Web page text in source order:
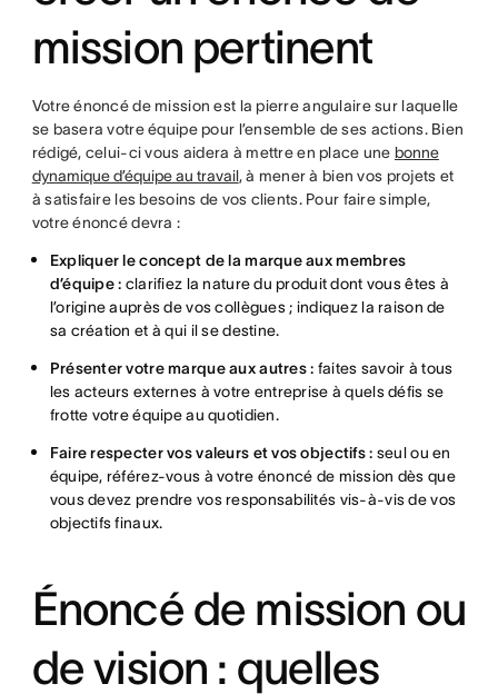
mission pertinent
Votre énoncé de mission est la pierre angulaire sur laquelle
se basera votre équipe pour l’ensemble de ses actions. Bien
rédigé, celui-ci vous aidera à mettre en place une bonne
dynamique d’équipe au travail, à mener à bien vos projets et
à satisfaire les besoins de vos clients. Pour faire simple,
votre énoncé devra :
Expliquer le concept de la marque aux membres
d’équipe : clarifiez la nature du produit dont vous êtes à
l’origine auprès de vos collègues ; indiquez la raison de
sa création et à qui il se destine.
Présenter votre marque aux autres : faites savoir à tous
les acteurs externes à votre entreprise à quels défis se
frotte votre équipe au quotidien.
Faire respecter vos valeurs et vos objectifs : seul ou en
équipe, référez-vous à votre énoncé de mission dès que
vous devez prendre vos responsabilités vis-à-vis de vos
objectifs finaux.
Énoncé de mission ou
de vision : quelles